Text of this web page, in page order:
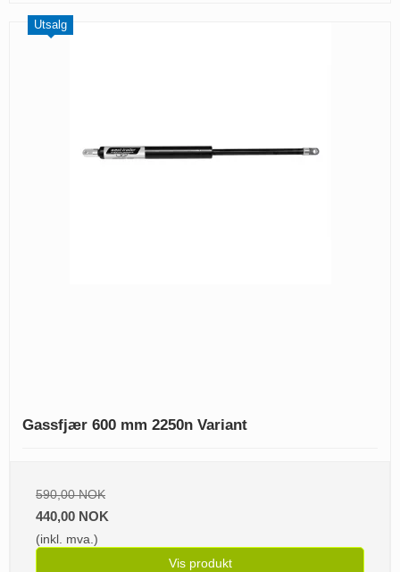
Utsalg
Gassfjær 600 mm 2250n Variant
590,00 NOK
440,00 NOK
(inkl. mva.)
Vis produkt